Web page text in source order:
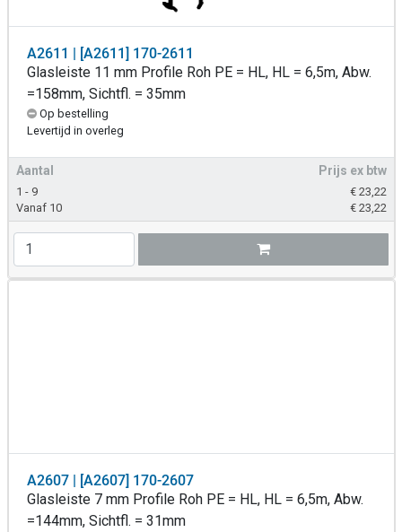
A2611 | [A2611] 170-2611
Glasleiste 11 mm Profile Roh PE = HL, HL = 6,5m, Abw.
=158mm, Sichtfl. = 35mm
Op bestelling
Levertijd in overleg
Aantal Prijs ex btw
1 - 9 € 23,22
Vanaf 10
€ 23,22
A2607 | [A2607] 170-2607
Glasleiste 7 mm Profile Roh PE = HL, HL = 6,5m, Abw.
=144mm, Sichtfl. = 31mm